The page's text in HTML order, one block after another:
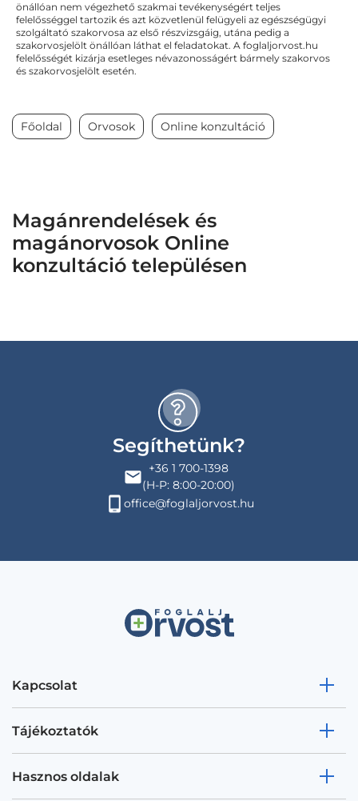
önállóan nem végezhető szakmai tevékenységért teljes
felelősséggel tartozik és azt közvetlenül felügyeli az egészségügyi
szolgáltató szakorvosa az első részvizsgáig, utána pedig a
szakorvosjelölt önállóan láthat el feladatokat. A foglaljorvost.hu
felelősségét kizárja esetleges névazonosságért bármely szakorvos
és szakorvosjelölt esetén.
Főoldal Orvosok Online konzultáció
Magánrendelések és
magánorvosok Online
konzultáció településen
Segíthetünk?
+36 1 700-1398
(H-P: 8:00-20:00)
office@foglaljorvost.hu
Kapcsolat
Tájékoztatók
Hasznos oldalak